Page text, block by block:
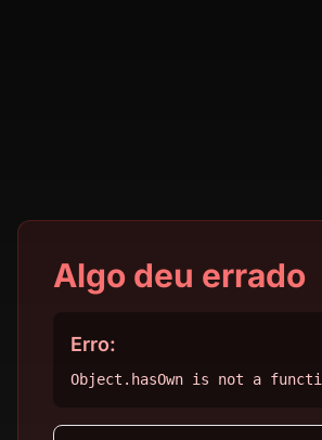
Algo deu errado
Erro:
Object.hasOwn is not a